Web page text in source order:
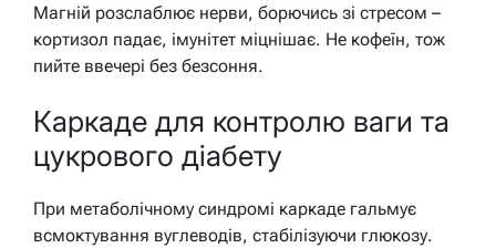
Магній розслаблює нерви, борючись зі стресом –
кортизол падає, імунітет міцнішає. Не кофеїн, тож
пийте ввечері без безсоння.
Каркаде для контролю ваги та
цукрового діабету
При метаболічному синдромі каркаде гальмує
всмоктування вуглеводів, стабілізуючи глюкозу.